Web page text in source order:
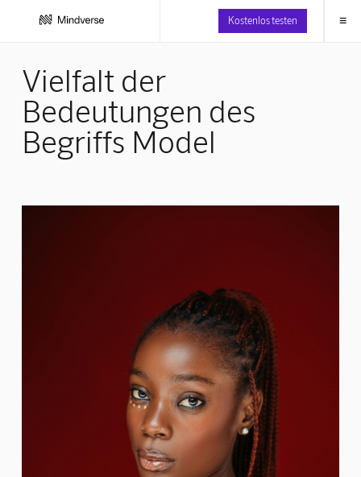
Kostenlos testen ≡
Vielfalt der
Bedeutungen des
Begriffs Model